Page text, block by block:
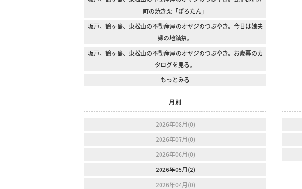
町の焼き栗「ぽろたん」
坂戸、鶴ヶ島、東松山の不動産屋のオヤジのつぶやき。今日は娘夫
婦の地鎮祭。
坂戸、鶴ヶ島、東松山の不動産屋のオヤジのつぶやき。お歳暮のカ
タログを見る。
もっとみる
月別
2026年08月(0)
2026年07月(0)
2026年06月(0)
2026年05月(2)
2026年04月(0)